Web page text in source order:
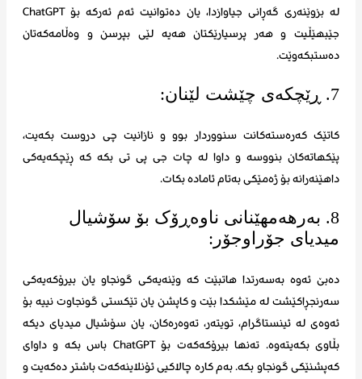
لە بزوێنەری گەڕانی جیاوازدا، یان دەتوانیت ئەم ئەرکە بۆ ChatGPT
جێبهێڵیت و هەر پرسیارێکتان هەیە لێی بپرسن و وەڵامەکەتان
دەستبکەوێت.
7. ڕێچکەی چێشت لێنان:
کاتێک کەرەستەکانت سنووردار بوو و نازانیت چی دروست بکەیت،
پێکهاتەکان بنووسە و داوا لە چات جی پی تی بکە کە ڕێچکەیەکی
داهێنەرانە بۆ ژەمێکی بەتام ئامادە بکات.
8. بەرهەمهێنانی ناوەڕۆک بۆ سۆشیال
میدیای جۆراوجۆر:
دەبێ ئەوە بەسەرتدا هاتبێت کە وێنەیەکی گونجاو یان بیرۆکەیەکی
سەرنجڕاکێشت لە مێشکدا بێت و کاپشن یان تێکستی گونجاوت نییە بۆ
ئەوەی لە ئینستاگرام، تویتەر، تەوەرەکان، یان سۆشیال میدیای دیکە
بڵاوی بکەیتەوە. تەنها بیرۆکەکەت بۆ ChatGPT باس بکە و داوای
کەپشنێکی گونجاو بکە. بەم کارە چالاکیی ئۆنلاینەکەت باشتر دەکەیت و